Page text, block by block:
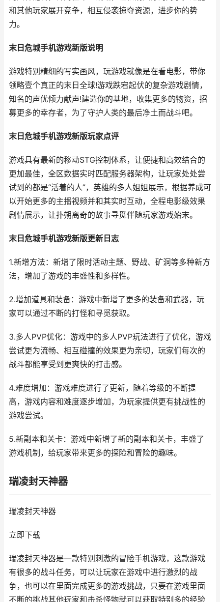
和其他玩家展开竞争，相互侵袭掠夺资源，进步你的势
力。
末日危城手机游戏新版说明
游戏特别精细的写实画风，玩游戏就像是在看电影，带你
领略壹个真正的末日全球!游戏跌宕起伏的复杂游戏剧情，
知名的声优倾力献声!建造你的基地，收集更多的物资，招
募更多的幸存者，为了守护人类的最后净土而战斗吧。
末日危城手机游戏新版玩家点评
游戏具有最新的移动STG控制体系，让便捷和高效结合的
更加最佳，全区数据实时匹配服务器架构，让玩家处处尝
试到的都是“活着的人”，英雄的多人姐姐展示，根据养成可
以开始更多的主播视频并和其实时互动，全程电影级效果
剧情展示，让扑朔离奇的故事寻觅伴随玩家游戏始末。
末日危城手机游戏新版更新日志
1.新增方法：新增了限时活动主题、野战、矿洞等多种新方
法，增加了游戏的丰盛性和多样性。
2.增加道具和装备：游戏中新增了更多的装备和武器，玩
家可以通过不断的打怪和寻觅获取。
3.多人PVP优化：游戏中的多人PVP玩法进行了优化，游戏
尝试更为流畅、相互碰撞的效果更为亲切，玩家们每次的
战斗都能享受到更爽快的打击感。
4.难度增加：游戏难度进行了更新，随着等级的不断提
高，游戏内容和难度逐步增加，为玩家提供更有挑战性的
游戏尝试。
5.新副本和关卡：游戏中新增了新的副本和关卡，丰盛了
游戏机制，给玩家带来更多的探险和冒险的趣味。
瑞凌封天神器
瑞凌封天神器
立即下载
瑞凌封天神器是一款特别刺激的冒险手机游戏，这款游戏
有很多的战斗任务，可以让玩家在游戏中进行激烈的战
争，也可以在里面完成更多的游戏挑战，只要在游戏里面
不断的挑战其他玩家和击杀怪物就可以获取特别多的经验